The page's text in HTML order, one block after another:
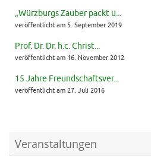
„Würzburgs Zauber packt u...
veröffentlicht am 5. September 2019
Prof. Dr. Dr. h.c. Christ...
veröffentlicht am 16. November 2012
15 Jahre Freundschaftsver...
veröffentlicht am 27. Juli 2016
Veranstaltungen